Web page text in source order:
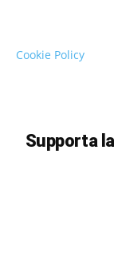
Cookie Policy
Supporta